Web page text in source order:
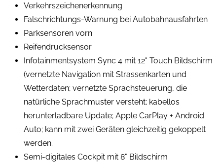
Verkehrszeichenerkennung
Falschrichtungs-Warnung bei Autobahnausfahrten
Parksensoren vorn
Reifendrucksensor
Infotainmentsystem Sync 4 mit 12" Touch Bildschirm
(vernetzte Navigation mit Strassenkarten und
Wetterdaten; vernetzte Sprachsteuerung, die
natürliche Sprachmuster versteht; kabellos
herunterladbare Update; Apple CarPlay + Android
Auto; kann mit zwei Geräten gleichzeitig gekoppelt
werden.
Semi-digitales Cockpit mit 8" Bildschirm